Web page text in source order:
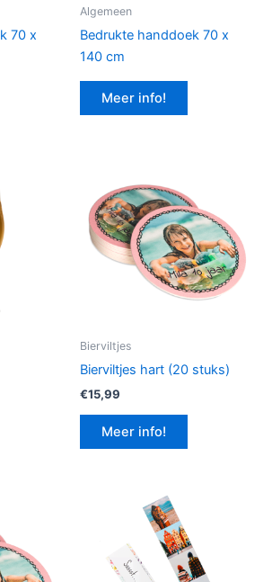
70 x
Algemeen
Bedrukte handdoek 70 x
140 cm
Meer info!
Bierviltjes
Bierviltjes hart (20 stuks)
€15,99
Meer info!